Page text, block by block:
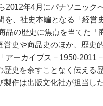
2012年4月にパナソニック
を、社史本編となる「経営
品の歴史に焦点を当てた「
営史や商品史のほか、歴史
アーカイブス－1950-2011
歴史を余すことなく伝える
作は出版文化社が担当した